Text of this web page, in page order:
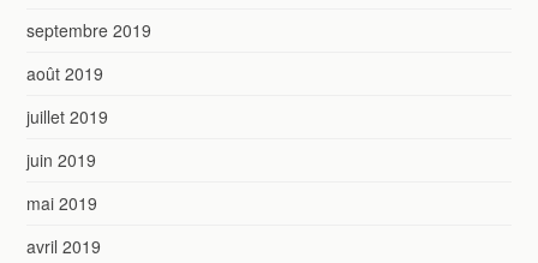
septembre 2019
août 2019
juillet 2019
juin 2019
mai 2019
avril 2019